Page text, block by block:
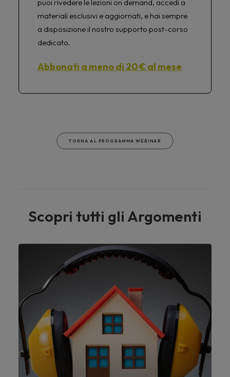
puoi rivedere le lezioni on demand, accedi a
materiali esclusivi e aggiornati, e hai sempre
a disposizione il nostro supporto post-corso
dedicato.
Abbonati a meno di 20 € al mese
TORNA AL PROGRAMMA WEBINAR
Scopri tutti gli Argomenti